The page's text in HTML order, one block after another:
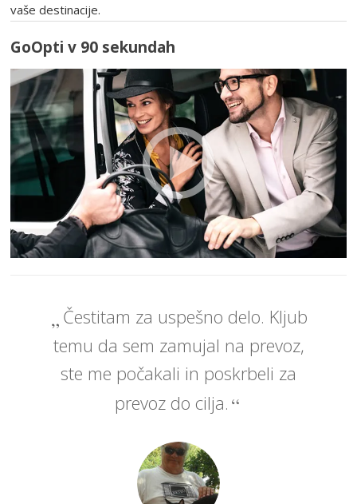
vaše destinacije.
GoOpti v 90 sekundah
Čestitam za uspešno delo. Kljub
temu da sem zamujal na prevoz,
ste me počakali in poskrbeli za
prevoz do cilja.